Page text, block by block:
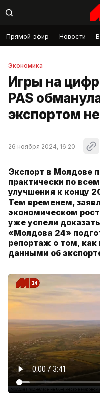
Прямой эфир Новости
Экономика
Игры на
PAS
экспортом
26 ноября 2024, 16:20
Экспорт в Молдове
практически по
улучшения к концу
Тем временем,
экономическом
уже успели
«Молдова 24»
репортаж о том, как
данными об